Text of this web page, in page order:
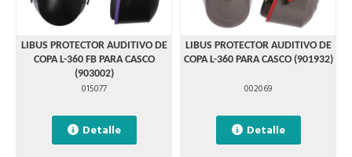
LIBUS PROTECTOR AUDITIVO DE
COPA L-360 FB PARA CASCO
(903002)
015077
Detalle
LIBUS PROTECTOR AUDITIVO DE
COPA L-360 PARA CASCO (901932)
002069
Detalle